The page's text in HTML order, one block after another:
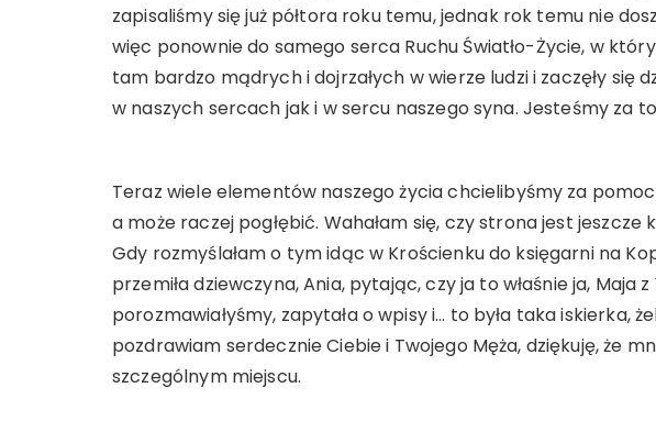
zapisaliśmy się już półtora roku temu, jednak rok temu nie
więc ponownie do samego serca Ruchu Światło-Życie, w
tam bardzo mądrych i dojrzałych w wierze ludzi i zaczęły się
w naszych sercach jak i w sercu naszego syna. Jesteśmy za
Teraz wiele elementów naszego życia chcielibyśmy za
a może raczej pogłębić. Wahałam się, czy strona jest jeszcze
Gdy rozmyślałam o tym idąc w Krościenku do księgarni na
przemiła dziewczyna, Ania, pytając, czy ja to właśnie ja, Maja
porozmawiałyśmy, zapytała o wpisy i… to była taka iskierka,
pozdrawiam serdecznie Ciebie i Twojego Męża, dziękuję, że
szczególnym miejscu.